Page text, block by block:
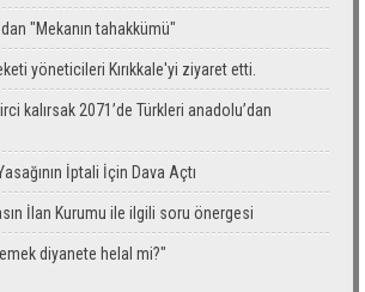
"Mekanın tahakkümü"
yöneticileri Kırıkkale'yi ziyaret etti.
kalırsak 2071’de Türkleri anadolu’dan
İptali İçin Dava Açtı
İlan Kurumu ile ilgili soru önergesi
diyanete helal mi?"